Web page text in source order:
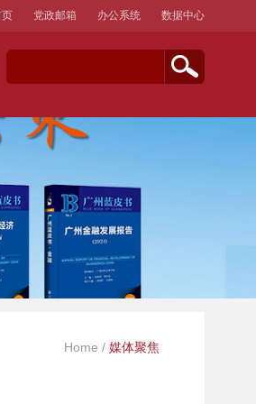
党政邮箱 办公系统 数据中心
Home / 媒体聚焦